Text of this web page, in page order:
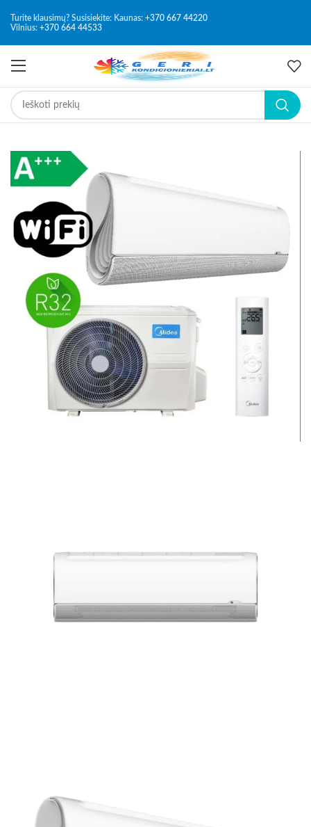
Turite klausimų? Susisiekite: Kaunas: +370 667 44220
Vilnius: +370 664 44533